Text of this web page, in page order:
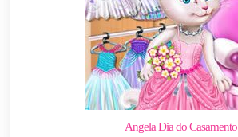
Angela Dia do Casamento